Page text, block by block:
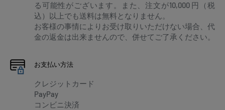
る可能性がございます。また、注文が10,000 円（税
込）以上でも送料は無料となりません。
お客様の事情によりお受け取りいただけない場合、代
金の返金は出来ませんので、併せてご了承ください。
お支払い方法
クレジットカード
PayPay
コンビニ決済